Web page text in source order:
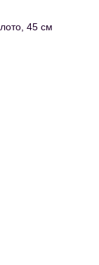
45 см